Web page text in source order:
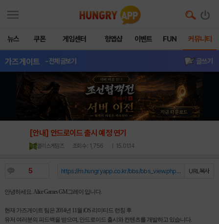
뉴스 쿠폰 게임센터 헝앱샵 이벤트 FUN 커뮤니티
가즈게이트 - 전체글보기 글쓰기
[안내] 안드로이드 출시 예정 연기
앨리스게임즈 조회수 : 1,756 | 15.01.14
5 URL복사
https://m.hungryapp.co.kr/bbs/bbs_view.php?durl=Y...
안녕하세요. Alice Games GM그레이 입니다.
현재 가즈게이트 팀은 2014년 11월 iOS 리미티드 런칭 후
유저 여러분의 피드백을 받으며, 안드로이드 출시와 컨텐츠를 개발하고 있습니다.